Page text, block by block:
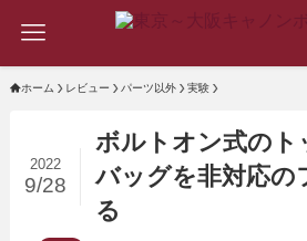
ホーム レビュー パーツ以外 実験
ボルトオン式のト
バッグを非対応の
る
2022
9/28